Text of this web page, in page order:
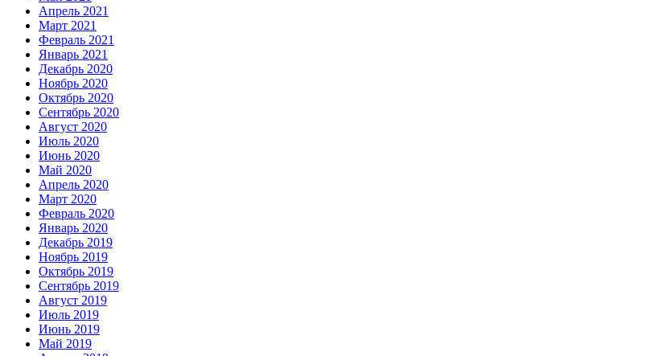
Апрель 2021
Март 2021
Февраль 2021
Январь 2021
Декабрь 2020
Ноябрь 2020
Октябрь 2020
Сентябрь 2020
Август 2020
Июль 2020
Июнь 2020
Май 2020
Апрель 2020
Март 2020
Февраль 2020
Январь 2020
Декабрь 2019
Ноябрь 2019
Октябрь 2019
Сентябрь 2019
Август 2019
Июль 2019
Июнь 2019
Май 2019